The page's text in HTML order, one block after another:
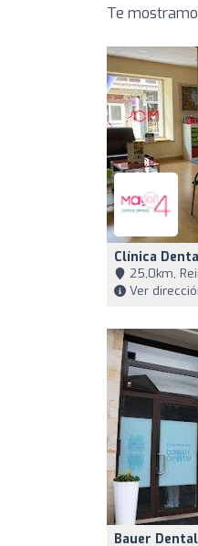
Te
Clínica
25,0km,
Ver
Bauer Dental